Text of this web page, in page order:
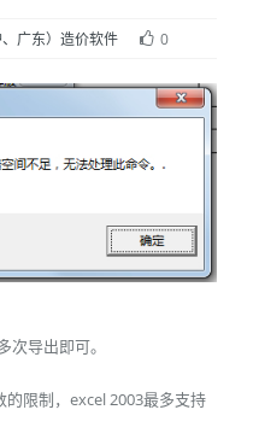
广东）造价软件 0
导出即可。
限制，excel 2003最多支持